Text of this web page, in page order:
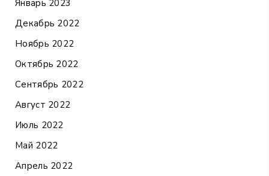
Январь 2023
Декабрь 2022
Ноябрь 2022
Октябрь 2022
Сентябрь 2022
Август 2022
Июль 2022
Май 2022
Апрель 2022